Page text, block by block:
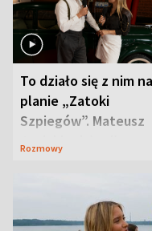
To działo się z nim na
planie „Zatoki
Szpiegów”. Mateusz
Janicki odsłonił
Rozmowy